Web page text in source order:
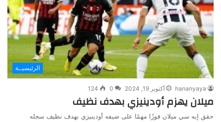
الرئيسيــة
hananyaya أكتوبر 19, 2024 0
124
ميلان يهزم أودينيزي بهدف نظيف
حقق إيه سي ميلان فوزًا مهمًا على ضيفه أودينيزي بهدف نظيف سجله